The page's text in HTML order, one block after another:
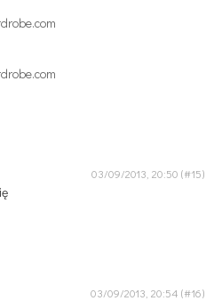
03/09/2013, 20:50
03/09/2013, 20:54